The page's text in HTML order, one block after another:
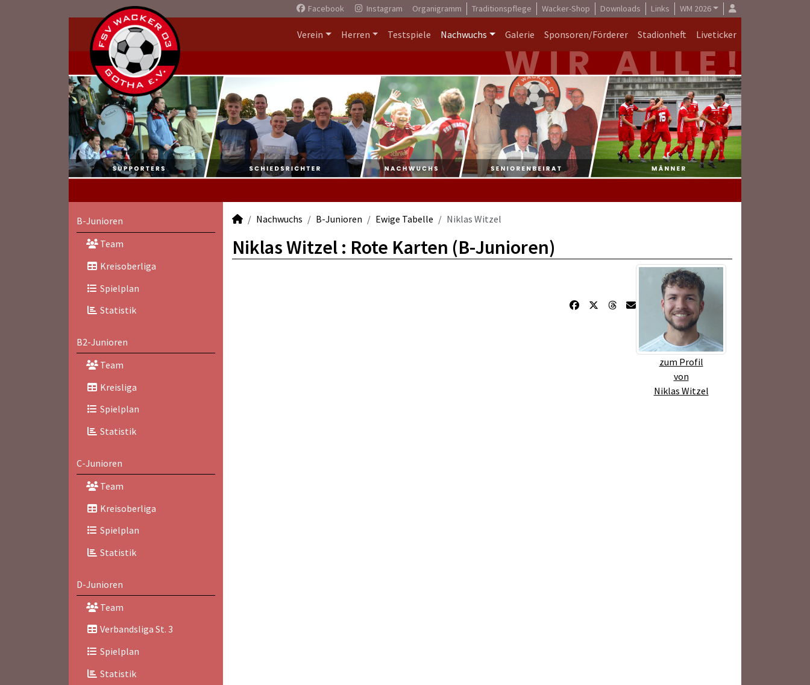
Facebook Instagram Organigramm Traditionspflege Wacker-Shop Downloads Links WM 2026
Verein Herren Testspiele Nachwuchs Galerie Sponsoren/Förderer Stadionheft Liveticker
B-Junioren
Team
Kreisoberliga
Spielplan
Statistik
B2-Junioren
Team
Kreisliga
Spielplan
Statistik
C-Junioren
Team
Kreisoberliga
Spielplan
Statistik
D-Junioren
Team
Verbandsliga St. 3
Spielplan
Statistik
Nachwuchs B-Junioren Ewige Tabelle Niklas Witzel
Niklas Witzel : Rote Karten (B-Junioren)
zum Profil
von
Niklas Witzel